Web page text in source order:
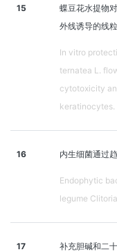
15
蝶豆花水提物
外线诱导的线
In vitro
ternatea L.
cytotoxicity
keratinocytes.
16 内生细菌通过
Endophytic
legume
17
补充胆碱和二